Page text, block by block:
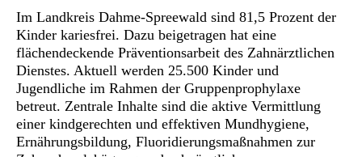
Im Landkreis Dahme-Spreewald sind 81,5 Prozent der
Kinder kariesfrei. Dazu beigetragen hat eine
flächendeckende Präventionsarbeit des Zahnärztlichen
Dienstes. Aktuell werden 25.500 Kinder und
Jugendliche im Rahmen der Gruppenprophylaxe
betreut. Zentrale Inhalte sind die aktive Vermittlung
einer kindgerechten und effektiven Mundhygiene,
Ernährungsbildung, Fluoridierungsmaßnahmen zur